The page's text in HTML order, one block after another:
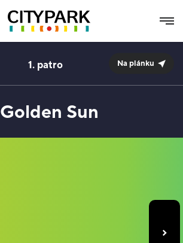
Golden Sun
1. Na plánku